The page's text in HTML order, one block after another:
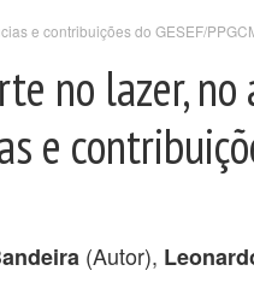
e contribuições do GESEF/
no lazer,
e
(Autor),